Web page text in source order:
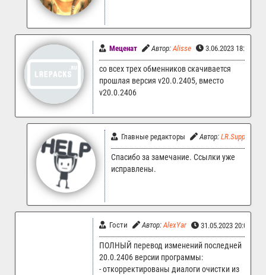
Меценат Автор: Alisse 3.06.2023 18:27
со всех трех обменников скачивается
прошлая версия v20.0.2405, вместо
v20.0.2406
Главные редакторы Автор: LR.Support
Спасибо за замечание. Ссылки уже
исправлены.
Гости Автор: AlexYar 31.05.2023 20:05
ПОЛНЫЙ перевод изменений последней
20.0.2406 версии программы:
- откорректированы диалоги очистки из